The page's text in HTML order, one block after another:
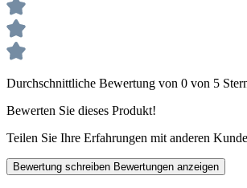
Durchschnittliche Bewertung von 0 von 5
Bewerten Sie dieses Produkt!
Teilen Sie Ihre Erfahrungen mit anderen
Bewertung schreiben Bewertungen anzeigen